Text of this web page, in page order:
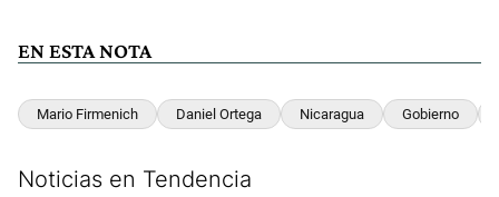
EN ESTA NOTA
Mario Firmenich Daniel Ortega Nicaragua Gobierno
Noticias en Tendencia